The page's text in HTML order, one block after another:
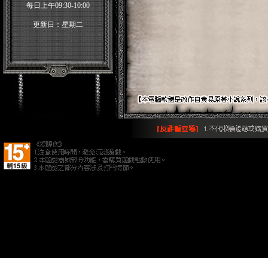
每日上午09:30-10:00
更新日：星期二